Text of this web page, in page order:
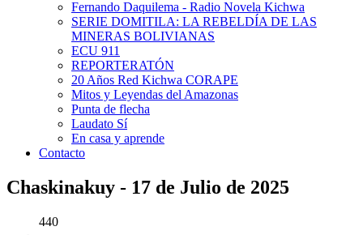
Fernando Daquilema - Radio Novela Kichwa
SERIE DOMITILA: LA REBELDÍA DE LAS
MINERAS BOLIVIANAS
ECU 911
REPORTERATÓN
20 Años Red Kichwa CORAPE
Mitos y Leyendas del Amazonas
Punta de flecha
Laudato Sí
En casa y aprende
Contacto
Chaskinakuy - 17 de Julio de 2025
440